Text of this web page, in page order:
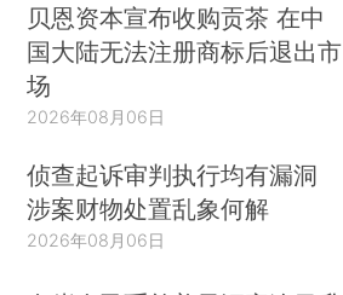
贝恩资本宣布收购贡茶 在中
国大陆无法注册商标后退出市
场
2026年08月06日
侦查起诉审判执行均有漏洞
涉案财物处置乱象何解
2026年08月06日